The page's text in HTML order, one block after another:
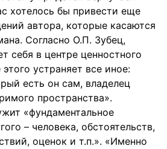
хотелось бы привести еще
автора, которые касаются
Согласно О.П. Зубец,
себя в центре ценностного
устраняет все иное:
есть он сам, владелец
пространства».
«фундаментальное
– человека, обстоятельств,
оценок и т.п.». «Именно